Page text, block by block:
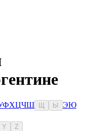
ФХЦЧШ Ы ЭЮ
Y Z